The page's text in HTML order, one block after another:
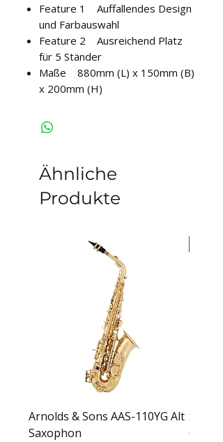
Feature 1 Auffallendes Design
und Farbauswahl
Feature 2 Ausreichend Platz
für 5 Ständer
Maße 880mm (L) x 150mm (B)
x 200mm (H)
Ähnliche
Produkte
Arnolds & Sons AAS-110YG Alt
Saxophon
Crash